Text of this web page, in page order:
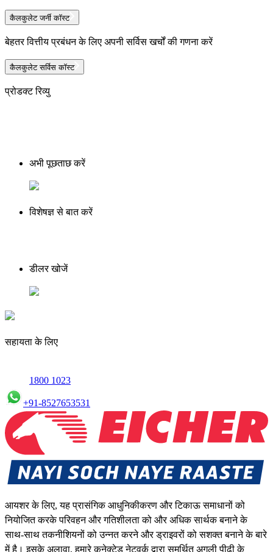
कैलकुलेट जर्नी कॉस्ट
बेहतर वित्तीय प्रबंधन के लिए अपनी सर्विस खर्चों की गणना करें
कैलकुलेट सर्विस कॉस्ट
प्रोडक्ट रिव्यु
अभी पूछताछ करें
विशेषज्ञ से बात करें
डीलर खोजें
सहायता के लिए
1800 1023
+91-8527653531
आयशर के लिए, यह प्रासंगिक आधुनिकीकरण और टिकाऊ समाधानों को
नियोजित करके परिवहन और गतिशीलता को और अधिक सार्थक बनाने के
साथ-साथ तकनीशियनों को उन्नत करने और ड्राइवरों को सशक्त बनाने के बारे
में है। इसके अलावा, हमारे कनेक्टेड नेटवर्क द्वारा समर्थित अगली पीढ़ी के